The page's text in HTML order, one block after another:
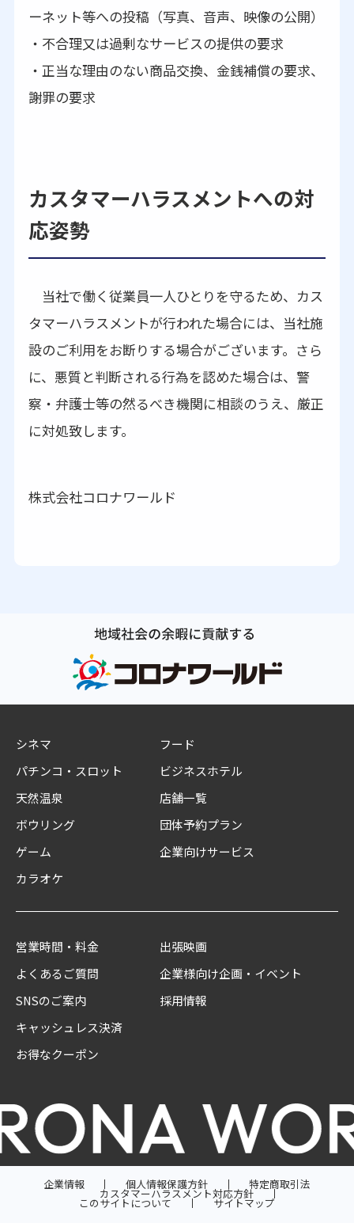
ーネット等への投稿（写真、音声、映像の公開）
・不合理又は過剰なサービスの提供の要求
・正当な理由のない商品交換、金銭補償の要求、
謝罪の要求
カスタマーハラスメントへの対
応姿勢
当社で働く従業員一人ひとりを守るため、カス
タマーハラスメントが行われた場合には、当社施
設のご利用をお断りする場合がございます。さら
に、悪質と判断される行為を認めた場合は、警
察・弁護士等の然るべき機関に相談のうえ、厳正
に対処致します。
株式会社コロナワールド
シネマ
パチンコ・スロット
天然温泉
ボウリング
ゲーム
カラオケ
フード
ビジネスホテル
店舗一覧
団体予約プラン
企業向けサービス
営業時間・料金
よくあるご質問
SNSのご案内
キャッシュレス決済
お得なクーポン
出張映画
企業様向け企画・イベント
採用情報
企業情報 個人情報保護方針 特定商取引法
カスタマーハラスメント対応方針
このサイトについて
サイトマップ